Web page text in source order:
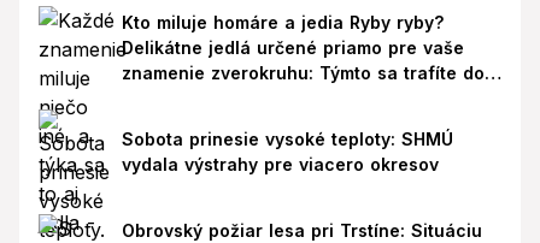
Kto miluje homáre a jedia Ryby ryby?
Delikátne jedlá určené priamo pre vaše
znamenie zverokruhu: Týmto sa trafíte do
Sobota prinesie vysoké teploty: SHMÚ
vydala výstrahy pre viacero okresov
Obrovský požiar lesa pri Trstíne: Situáciu